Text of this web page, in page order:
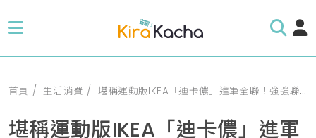
首頁 生活消費 堪稱運動版IKEA「迪卡儂」進軍全聯！強強聯手「全聯Ｘ迪卡儂」店中店新型態，超過300樣商品南港人、台中人搶先逛起來
堪稱運動版IKEA「迪卡儂」進軍